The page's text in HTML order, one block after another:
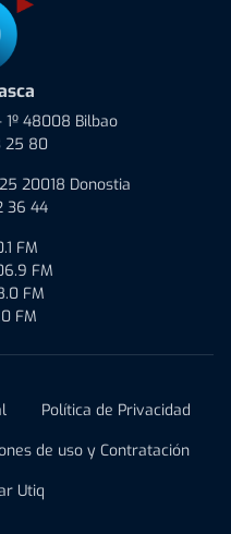
1º 48008 Bilbao
25 80
20018 Donostia
36 44
FM
FM
FM
FM
Política de Privacidad
de uso y Contratación
Utiq